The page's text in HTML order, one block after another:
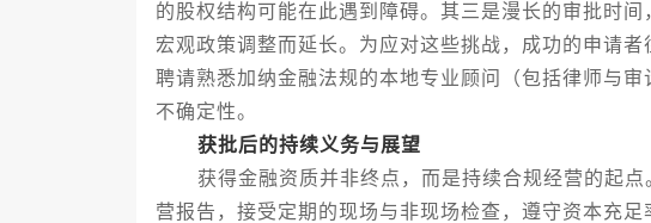
的股权结构可能在此遇到障碍。其三是漫长的审批时
宏观政策调整而延长。为应对这些挑战，成功的申请
聘请熟悉加纳金融法规的本地专业顾问（包括律师与
不确定性。
获批后的持续义务与展望
获得金融资质并非终点，而是持续合规经营的起点
营报告，接受定期的现场与非现场检查，遵守资本充